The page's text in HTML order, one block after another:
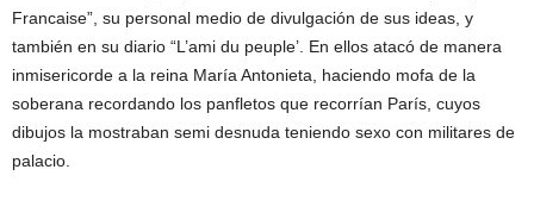
Francaise”, su personal medio de divulgación de sus ideas, y
también en su diario “L’ami du peuple’. En ellos atacó de manera
inmisericorde a la reina María Antonieta, haciendo mofa de la
soberana recordando los panfletos que recorrían París, cuyos
dibujos la mostraban semi desnuda teniendo sexo con militares de
palacio.